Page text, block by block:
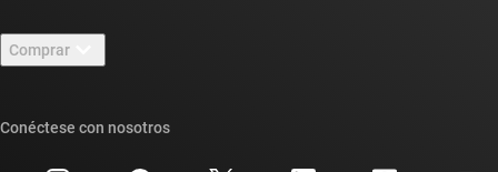
Sala de redacción
Eventos
Foros de soporte de diseño de TI E2E™
Búsqueda de referencias cruzadas
Comprar
Conéctese con nosotros